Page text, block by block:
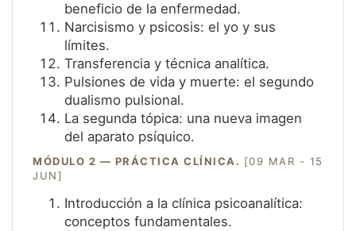
beneficio de la enfermedad.
Narcisismo y psicosis: el yo y sus
límites.
Transferencia y técnica analítica.
Pulsiones de vida y muerte: el segundo
dualismo pulsional.
La segunda tópica: una nueva imagen
del aparato psíquico.
MÓDULO 2 — PRÁCTICA CLÍNICA. [09 MAR - 15
JUN]
Introducción a la clínica psicoanalítica:
conceptos fundamentales.